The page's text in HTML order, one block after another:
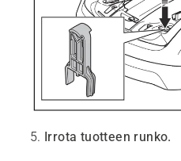
Irrota tuotteen runko.